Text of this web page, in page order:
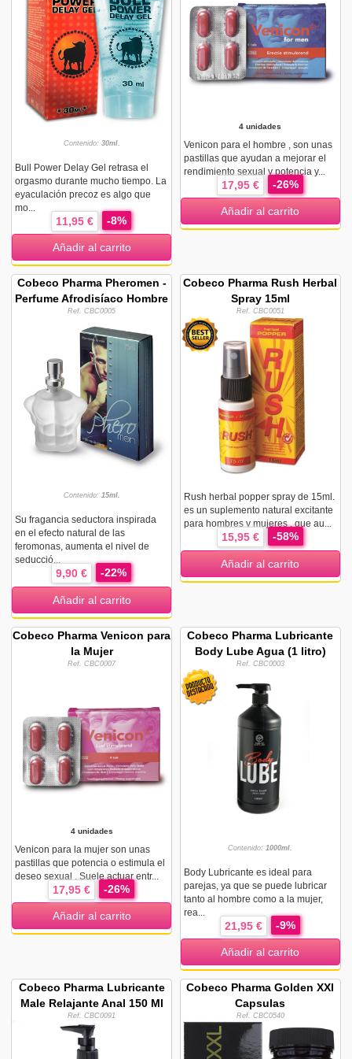
Contenido: 30ml.
Bull Power Delay Gel retrasa el
orgasmo durante mucho tiempo. La
eyaculación precoz es algo que
mo...
11,95 € -8%
Añadir al carrito
4 unidades
Venicon para el hombre , son unas
pastillas que ayudan a mejorar el
rendimiento sexual y potencia y...
17,95 € -26%
Añadir al carrito
Cobeco Pharma Pheromen -
Perfume Afrodisíaco Hombre
Ref. CBC0005
Contenido: 15ml.
Su fragancia seductora inspirada
en el efecto natural de las
feromonas, aumenta el nivel de
seducció...
9,90 € -22%
Añadir al carrito
Cobeco Pharma Rush Herbal
Spray 15ml
Ref. CBC0051
Rush herbal popper spray de 15ml.
es un suplemento natural excitante
para hombres y mujeres , que au...
15,95 € -58%
Añadir al carrito
Cobeco Pharma Venicon para
la Mujer
Ref. CBC0007
4 unidades
Venicon para la mujer son unas
pastillas que potencia o estimula el
deseo sexual . Suele actuar entr...
17,95 € -26%
Añadir al carrito
Cobeco Pharma Lubricante
Body Lube Agua (1 litro)
Ref. CBC0003
Contenido: 1000ml.
Body Lubricante es ideal para
parejas, ya que se puede lubricar
tanto al hombre como a la mujer,
rea...
21,95 € -9%
Añadir al carrito
Cobeco Pharma Lubricante
Male Relajante Anal 150 Ml
Ref. CBC0091
Cobeco Pharma Golden XXl
Capsulas
Ref. CBC0540